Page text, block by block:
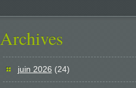
Archives
juin 2026 (24)